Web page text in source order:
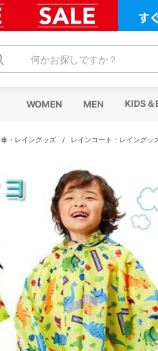
何かお探しですか？
WOMEN MEN KIDS＆
傘・レイングッズ / レインコート・レイングッ